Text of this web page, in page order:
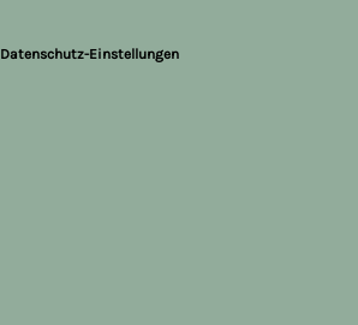
Datenschutz-Einstellungen